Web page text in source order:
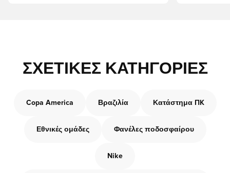
ΣΧΕΤΙΚΈΣ ΚΑΤΗΓΟΡΊΕΣ
Copa America Βραζιλία Κατάστημα ΠK
Εθνικές ομάδες Φανέλες ποδοσφαίρου
Nike